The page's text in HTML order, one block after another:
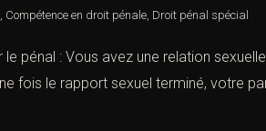
, Compétence en droit pénale, Droit pénal spécial
pénal : Vous avez une relation
fois le rapport sexuel terminé, votre